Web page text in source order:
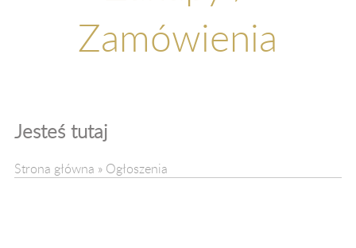
Zamówienia
Jesteś tutaj
Strona główna » Ogłoszenia